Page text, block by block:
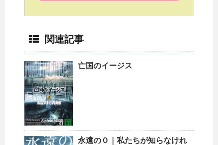
関連記事
亡国のイージス
永遠の０｜私たちが知らなけれ